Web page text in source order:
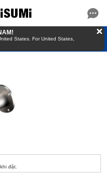
States. For United States,
đặt.